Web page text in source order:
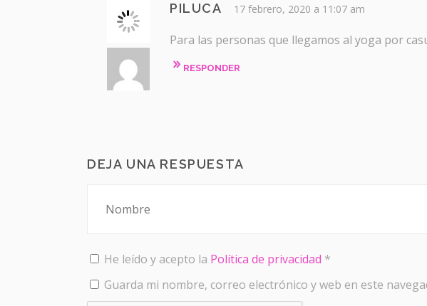
PILUCA 17 febrero, 2020 a 11:07 am
Para las personas que llegamos al yoga por
RESPONDER
DEJA UNA RESPUESTA
He leído y acepto la Política de privacidad *
Guarda mi nombre, correo electrónico y web en este